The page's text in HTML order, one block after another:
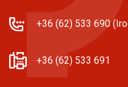
+36 (62) 533 690
+36 (62) 533 691